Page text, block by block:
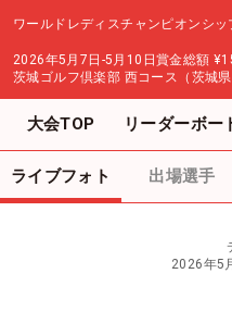
ワールドレディスチャンピオンシ
2026年5月7日-5月10日賞金総額
茨城ゴルフ倶楽部 西コース（茨城県
大会TOP リーダーボー
ライブフォト 出場選手
2026年5